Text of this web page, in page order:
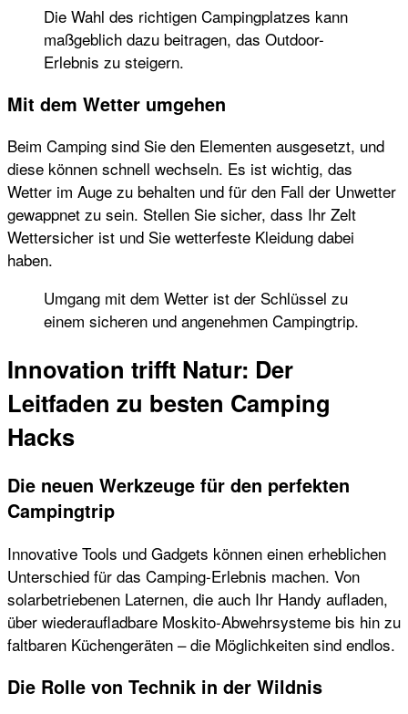
Die Wahl des richtigen Campingplatzes kann
maßgeblich dazu beitragen, das Outdoor-
Erlebnis zu steigern.
Mit dem Wetter umgehen
Beim Camping sind Sie den Elementen ausgesetzt, und
diese können schnell wechseln. Es ist wichtig, das
Wetter im Auge zu behalten und für den Fall der Unwetter
gewappnet zu sein. Stellen Sie sicher, dass Ihr Zelt
Wettersicher ist und Sie wetterfeste Kleidung dabei
haben.
Umgang mit dem Wetter ist der Schlüssel zu
einem sicheren und angenehmen Campingtrip.
Innovation trifft Natur: Der
Leitfaden zu besten Camping
Hacks
Die neuen Werkzeuge für den perfekten
Campingtrip
Innovative Tools und Gadgets können einen erheblichen
Unterschied für das Camping-Erlebnis machen. Von
solarbetriebenen Laternen, die auch Ihr Handy aufladen,
über wiederaufladbare Moskito-Abwehrsysteme bis hin zu
faltbaren Küchengeräten – die Möglichkeiten sind endlos.
Die Rolle von Technik in der Wildnis